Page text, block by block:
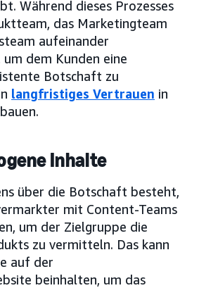
Während dieses Prozesses
das Marketingteam
aufeinander
dem Kunden eine
Botschaft zu
langfristiges Vertrauen in
Inhalte
über die Botschaft besteht,
mit Content-Teams
um der Zielgruppe die
zu vermitteln. Das kann
auf der
beinhalten, um das